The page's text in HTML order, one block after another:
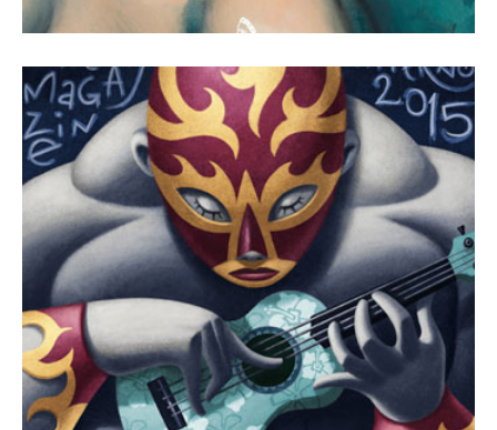
1 enero, 2015
Revista Número 17